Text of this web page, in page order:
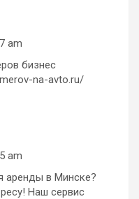
am
бизнес
na-avto.ru/
am
аренды в Минске?
Наш сервис